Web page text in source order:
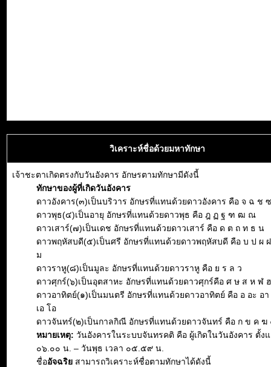
วิเคราะห์ชื่อด้วยมหาทักษา
เจ้าชะตาเกิดตรงกับวันอังคาร อักษรตามทักษามีดังนี้
ทักษาของผู้ที่เกิดวันอังคาร
ดาวอังคาร(๓)เป็นบริวาร อักษรที่แทนด้วยดาวอังคาร คือ จ ฉ ช
ดาวพุธ(๔)เป็นอายุ อักษรที่แทนด้วยดาวพุธ คือ ฎ ฏ ฐ ฑ ฒ ณ
ดาวเสาร์(๗)เป็นเดช อักษรที่แทนด้วยดาวเสาร์ คือ ด ต ถ ท ธ น
ดาวพฤหัสบดี(๕)เป็นศรี อักษรที่แทนด้วยดาวพฤหัสบดี คือ บ ป ผ
ม
ดาวราหู(๘)เป็นมูละ อักษรที่แทนด้วยดาวราหู คือ ย ร ล ว
ดาวศุกร์(๖)เป็นอุตสาหะ อักษรที่แทนด้วยดาวศุกร์คือ ศ ษ ส ห ฬ ฮ
ดาวอาทิตย์(๑)เป็นมนตรี อักษรที่แทนด้วยดาวอาทิตย์ คือ อ อะ อา
เอ โอ
ดาวจันทร์(๒)เป็นกาลกิณี อักษรที่แทนด้วยดาวจันทร์ คือ ก ข ค ฆ
หมายเหตุ: วันอังคารในระบบจันทรคติ คือ ผู้เกิดในวันอังคาร ตั้งแ
๐๖.๐๐ น. – วันพุธ เวลา ๐๕.๕๙ น.
ชื่ออัจฉริย สามารถวิเคราะห์ชื่อตามทักษาได้ดังนี้